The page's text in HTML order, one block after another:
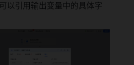
以引用输出变量中的具体字